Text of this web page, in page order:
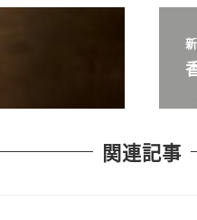
関連記事